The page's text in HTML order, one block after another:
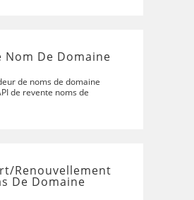
Nom De Domaine
de noms de domaine
de revente noms de
renouvellement
De Domaine